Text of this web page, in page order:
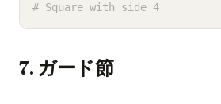
# Square with side 4
7. ガード節